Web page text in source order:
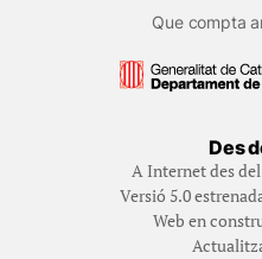
Que compta
Des
A Internet des del
Versió 5.0
Web en